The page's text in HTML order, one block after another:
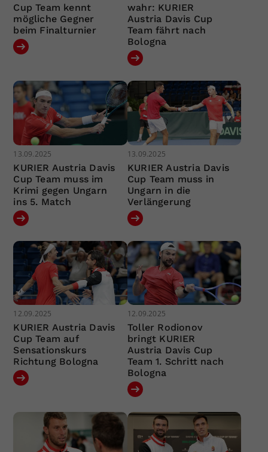
Cup Team kennt
mögliche Gegner
beim Finalturnier
wahr: KURIER
Austria Davis Cup
Team fährt nach
Bologna
13.09.2025
KURIER Austria Davis
Cup Team muss im
Krimi gegen Ungarn
ins 5. Match
13.09.2025
KURIER Austria Davis
Cup Team muss in
Ungarn in die
Verlängerung
12.09.2025
KURIER Austria Davis
Cup Team auf
Sensationskurs
Richtung Bologna
12.09.2025
Toller Rodionov
bringt KURIER
Austria Davis Cup
Team 1. Schritt nach
Bologna